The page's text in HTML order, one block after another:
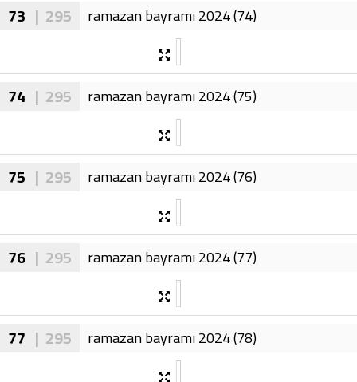
73 | 295 ramazan bayramı 2024 (74)
74 | 295 ramazan bayramı 2024 (75)
75 | 295 ramazan bayramı 2024 (76)
76 | 295 ramazan bayramı 2024 (77)
77 | 295 ramazan bayramı 2024 (78)